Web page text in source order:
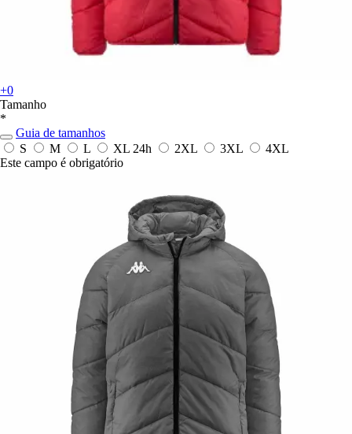
+0
Tamanho
*
Guia de tamanhos
S
M L XL 24h 2XL 3XL
4XL
Este campo é obrigatório